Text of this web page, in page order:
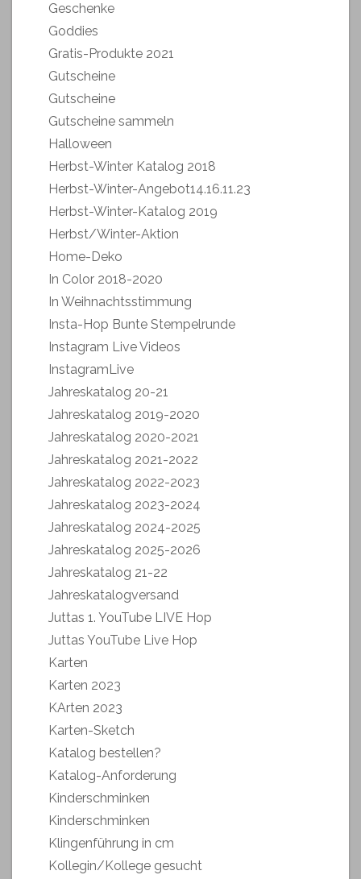
Geschenke
Goddies
Gratis-Produkte 2021
Gutscheine
Gutscheine
Gutscheine sammeln
Halloween
Herbst-Winter Katalog 2018
Herbst-Winter-Angebot14.16.11.23
Herbst-Winter-Katalog 2019
Herbst/Winter-Aktion
Home-Deko
In Color 2018-2020
In Weihnachtsstimmung
Insta-Hop Bunte Stempelrunde
Instagram Live Videos
InstagramLive
Jahreskatalog 20-21
Jahreskatalog 2019-2020
Jahreskatalog 2020-2021
Jahreskatalog 2021-2022
Jahreskatalog 2022-2023
Jahreskatalog 2023-2024
Jahreskatalog 2024-2025
Jahreskatalog 2025-2026
Jahreskatalog 21-22
Jahreskatalogversand
Juttas 1. YouTube LIVE Hop
Juttas YouTube Live Hop
Karten
Karten 2023
KArten 2023
Karten-Sketch
Katalog bestellen?
Katalog-Anforderung
Kinderschminken
Kinderschminken
Klingenführung in cm
Kollegin/Kollege gesucht